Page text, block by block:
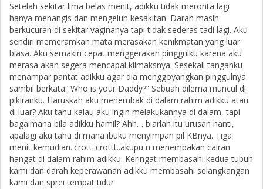
Setelah sekitar lima belas menit, adikku tidak meronta lagi
hanya menangis dan mengeluh kesakitan. Darah masih
berkucuran di sekitar vaginanya tapi tidak sederas tadi lagi. Aku
sendiri memeramkan mata merasakan kenikmatan yang luar
biasa. Aku semakin cepat menggerakan pinggulku karena aku
merasa akan segera mencapai klimaksnya. Sesekali tanganku
menampar pantat adikku agar dia menggoyangkan pinggulnya
sambil berkata:’ Who is your Daddy?” Sebuah dilema muncul di
pikiranku. Haruskah aku menembak di dalam rahim adikku atau
di luar? Aku tahu kalau aku ingin melakukannya di dalam, tapi
bagaimana bila adikku hamil? Ahh… biarlah itu urusan nanti,
apalagi aku tahu di mana ibuku menyimpan pil KBnya. Tiga
menit kemudian..crott..crottt..akupu n menembakan cairan
hangat di dalam rahim adikku. Keringat membasahi kedua tubuh
kami dan darah keperawanan adikku membasahi selangkangan
kami dan sprei tempat tidur